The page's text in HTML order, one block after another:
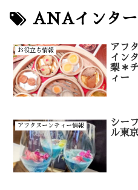
ANAインター
お役立ち情報
アフ
イン
梨＊
ィー
アフタヌーンティー情報
シー
ル東